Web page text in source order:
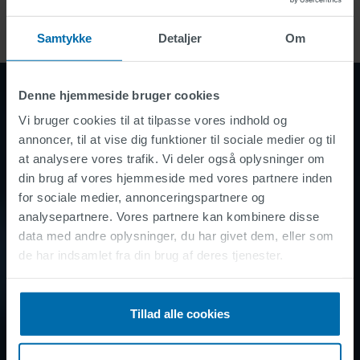
Samtykke Detaljer Om
Denne hjemmeside bruger cookies
Vi bruger cookies til at tilpasse vores indhold og
annoncer, til at vise dig funktioner til sociale medier og til
at analysere vores trafik. Vi deler også oplysninger om
din brug af vores hjemmeside med vores partnere inden
for sociale medier, annonceringspartnere og
analysepartnere. Vores partnere kan kombinere disse
data med andre oplysninger, du har givet dem, eller som
de har indsamlet fra din brug af deres tjenester.
Tillad alle cookies
Ønsker du at vide mere?
Kontakt os